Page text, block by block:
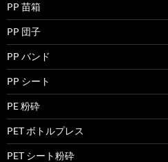
PP 苗箱
PP 団子
PP バンド
PP シート
PE 粉砕
PET ボトルプレス
PET シート粉砕